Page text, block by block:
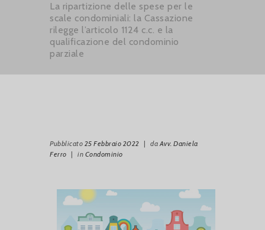
La ripartizione delle spese per le
scale condominiali: la Cassazione
rilegge l’articolo 1124 c.c. e la
qualificazione del condominio
parziale
Pubblicato 25 Febbraio 2022 | daAvv. Daniela
Ferro | in Condominio